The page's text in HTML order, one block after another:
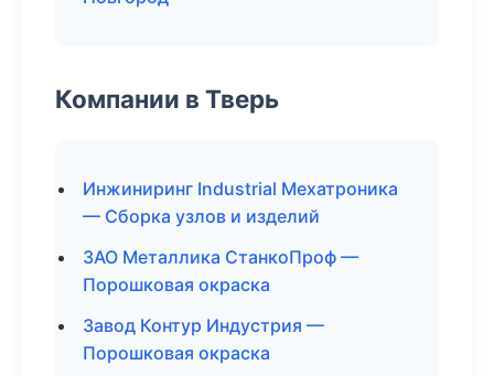
Компании в Тверь
Инжиниринг Industrial Мехатроника
— Сборка узлов и изделий
ЗАО Металлика СтанкоПроф —
Порошковая окраска
Завод Контур Индустрия —
Порошковая окраска